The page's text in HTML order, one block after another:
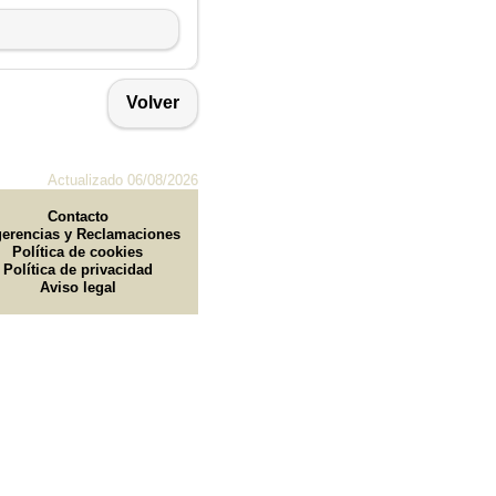
Volver
Actualizado 06/08/2026
Contacto
y Reclamaciones
Política de cookies
Política de privacidad
Aviso legal